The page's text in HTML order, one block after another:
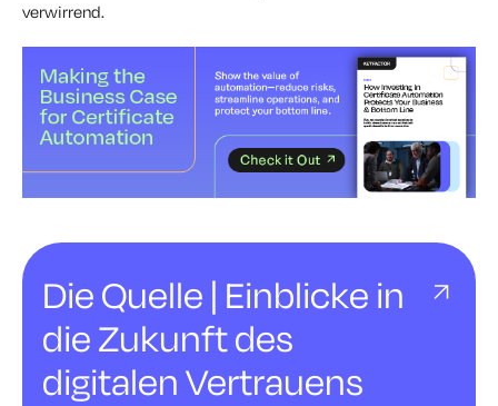
verwirrend.
Die Quelle | Einblicke in
die Zukunft des
digitalen Vertrauens